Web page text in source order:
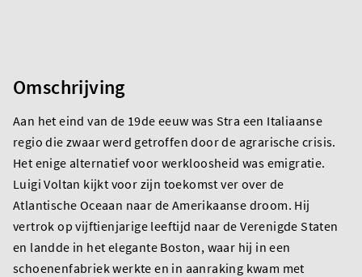
Omschrijving
Aan het eind van de 19de eeuw was Stra een Italiaanse
regio die zwaar werd getroffen door de agrarische crisis.
Het enige alternatief voor werkloosheid was emigratie.
Luigi Voltan kijkt voor zijn toekomst ver over de
Atlantische Oceaan naar de Amerikaanse droom. Hij
vertrok op vijftienjarige leeftijd naar de Verenigde Staten
en landde in het elegante Boston, waar hij in een
schoenenfabriek werkte en in aanraking kwam met